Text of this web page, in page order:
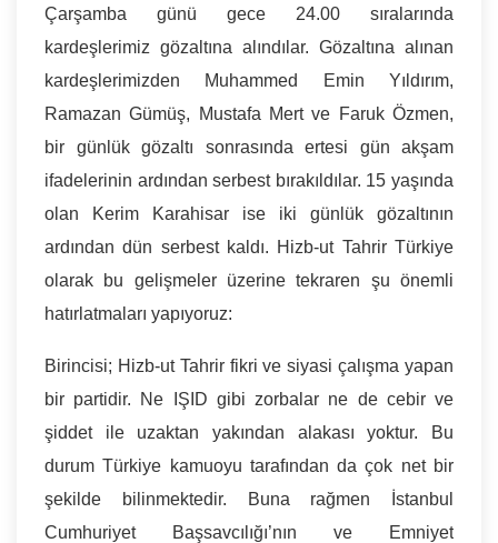
Çarşamba günü gece 24.00 sıralarında
kardeşlerimiz gözaltına alındılar. Gözaltına alınan
kardeşlerimizden Muhammed Emin Yıldırım,
Ramazan Gümüş, Mustafa Mert ve Faruk Özmen,
bir günlük gözaltı sonrasında ertesi gün akşam
ifadelerinin ardından serbest bırakıldılar. 15 yaşında
olan Kerim Karahisar ise iki günlük gözaltının
ardından dün serbest kaldı. Hizb-ut Tahrir Türkiye
olarak bu gelişmeler üzerine tekraren şu önemli
hatırlatmaları yapıyoruz:
Birincisi; Hizb-ut Tahrir fikri ve siyasi çalışma yapan
bir partidir. Ne IŞID gibi zorbalar ne de cebir ve
şiddet ile uzaktan yakından alakası yoktur. Bu
durum Türkiye kamuoyu tarafından da çok net bir
şekilde bilinmektedir. Buna rağmen İstanbul
Cumhuriyet Başsavcılığı’nın ve Emniyet